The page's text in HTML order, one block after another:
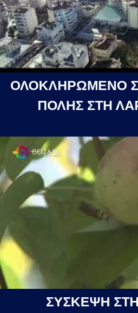
ΟΛΟΚΛΗΡΩΜΕΝΟ
ΠΟΛΗΣ ΣΤΗ
ΣΥΣΚΕΨΗ